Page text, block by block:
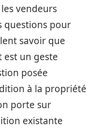
vendeurs
questions pour
savoir que
est un geste
posée
à la propriété
porte sur
existante